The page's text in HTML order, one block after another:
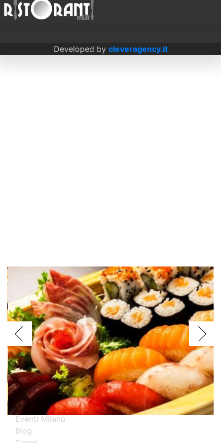
Argentini Brasiliani Cinesi
Giapponesi Spagnoli Thailandesi
Calabresi Campani Emiliani Liguri
Milanesi Piemontesi Pugliesi Romani
Toscani
Prova i nostri migliori ristoranti specializzati
Eventi Milano
Blog
Developed by cleveragency.it